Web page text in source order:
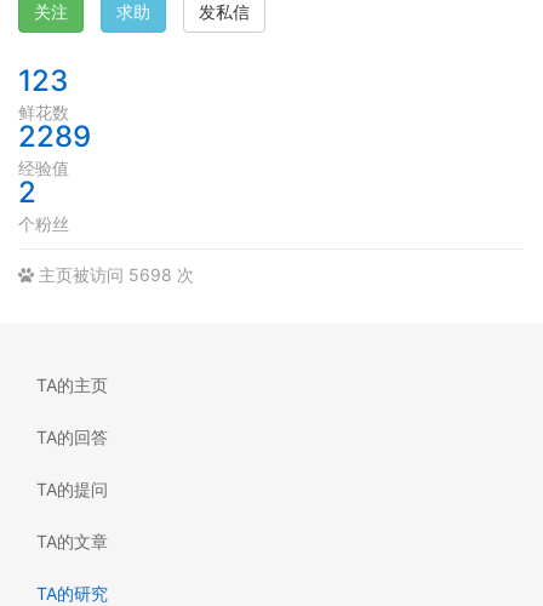
关注 求助 发私信
123
鲜花数
2289
经验值
2
个粉丝
主页被访问 5698 次
TA的主页
TA的回答
TA的提问
TA的文章
TA的研究